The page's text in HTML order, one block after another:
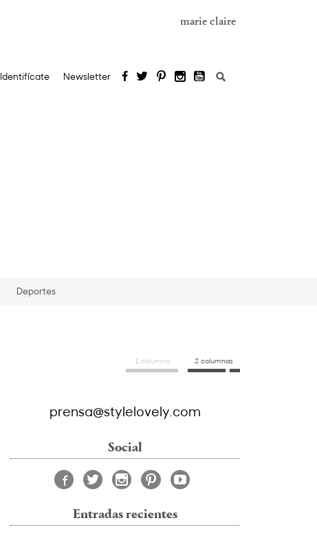
marie claire
Identifícate Newsletter Buscar:
Deportes
1 columna 2 columnas
prensa@stylelovely.com
Social
Entradas recientes